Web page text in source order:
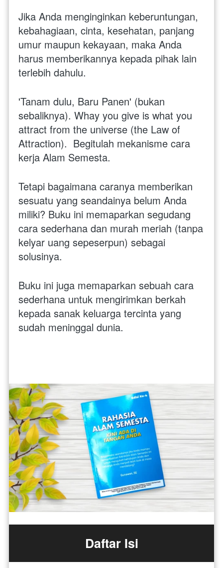
Jika Anda menginginkan keberuntungan,
kebahagiaan, cinta, kesehatan, panjang
umur maupun kekayaan, maka Anda
harus memberikannya kepada pihak lain
terlebih dahulu.
'Tanam dulu, Baru Panen' (bukan
sebaliknya). Whay you give is what you
attract from the universe (the Law of
Attraction).  Begitulah mekanisme cara
kerja Alam Semesta.
Tetapi bagaimana caranya memberikan
sesuatu yang seandainya belum Anda
miliki? Buku ini memaparkan segudang
cara sederhana dan murah meriah (tanpa
kelyar uang sepeserpun) sebagai
solusinya.
Buku ini juga memaparkan sebuah cara
sederhana untuk mengirimkan berkah
kepada sanak keluarga tercinta yang
sudah meninggal dunia.
Daftar Isi